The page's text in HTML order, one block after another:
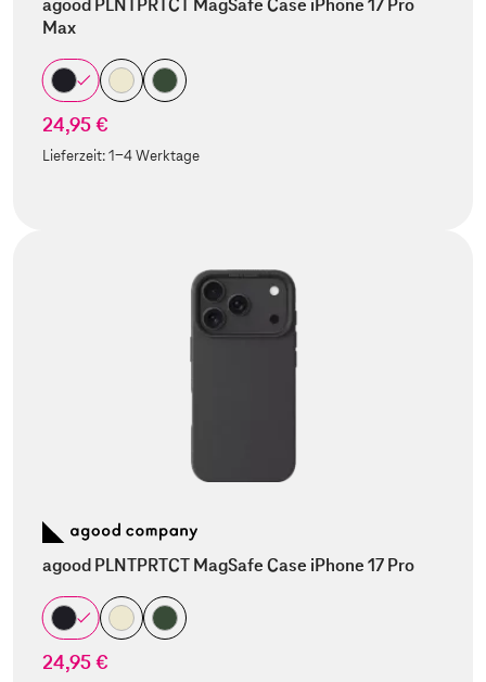
agood PLNTPRTCT MagSafe Case iPhone 17 Pro
Max
24,95 €
Lieferzeit:1-4 Werktage
agood PLNTPRTCT MagSafe Case iPhone 17 Pro
24,95 €